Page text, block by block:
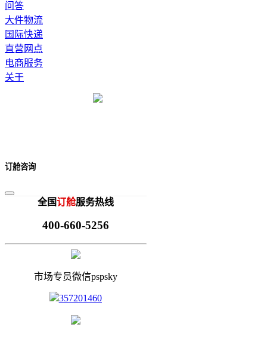
问答
大件物流
国际快递
直营网点
电商服务
关于
订舱咨询
全国订舱服务热线
400-660-5256
市场专员微信pspsky
357201460